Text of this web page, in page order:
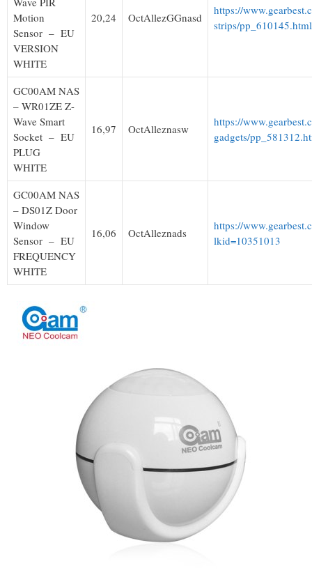
Motion
Sensor – EU
VERSION
WHITE
20,24 OctAllezGGnasd
https://
strips/
GC00AM NAS
– WR01ZE Z-
Wave Smart
Socket – EU
PLUG
WHITE
16,97 OctAlleznasw
https://
gadgets/
GC00AM NAS
– DS01Z Door
Window
Sensor – EU
FREQUENCY
WHITE
16,06 OctAlleznads
https://
lkid=10351013